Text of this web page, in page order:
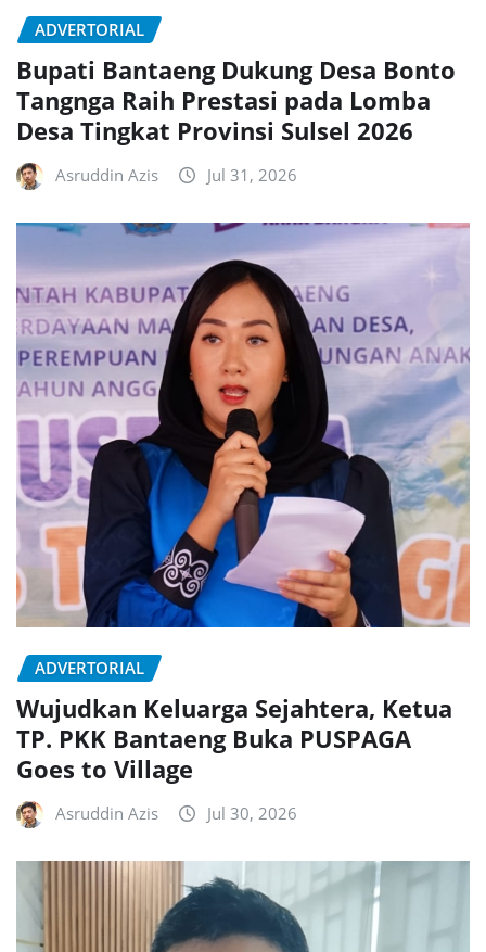
ADVERTORIAL
Bupati Bantaeng Dukung Desa Bonto
Tangnga Raih Prestasi pada Lomba
Desa Tingkat Provinsi Sulsel 2026
Asruddin Azis Jul 31, 2026
ADVERTORIAL
Wujudkan Keluarga Sejahtera, Ketua
TP. PKK Bantaeng Buka PUSPAGA
Goes to Village
Asruddin Azis Jul 30, 2026